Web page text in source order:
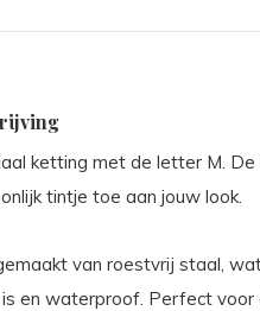
ketting met de letter M.
tintje toe aan jouw look.
van roestvrij staal,
en waterproof. Perfect voor